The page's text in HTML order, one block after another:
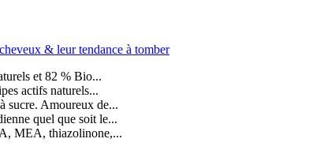
& leur tendance à tomber
et 82 % Bio...
actifs naturels...
sucre. Amoureux de...
quel que soit le...
MEA, thiazolinone,...